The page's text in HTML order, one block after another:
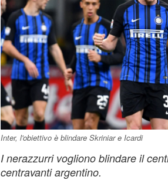
Inter, l'obiettivo è blindare Skriniar e Icardi
I nerazzurri vogliono blindare il
centravanti argentino.